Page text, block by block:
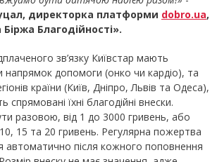
директорка платформи dobro.ua,
Благодійності».
зв’язку Київстар мають
напрямок допомоги (онко чи кардіо), та
країни (Київ, Дніпро, Львів та Одеса),
спрямовані їхні благодійні внески.
разовою, від 1 до 3000 гривень, або
15 та 20 гривень. Регулярна пожертва
автоматично після кожного поповнення